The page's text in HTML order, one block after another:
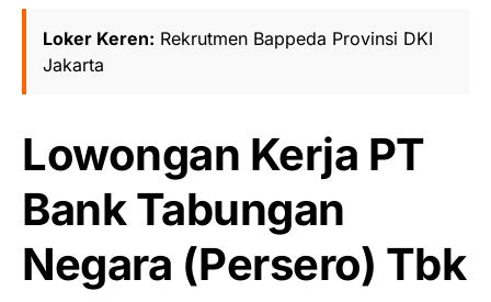
Loker Keren: Rekrutmen Bappeda Provinsi DKI
Jakarta
Lowongan Kerja PT
Bank Tabungan
Negara (Persero) Tbk